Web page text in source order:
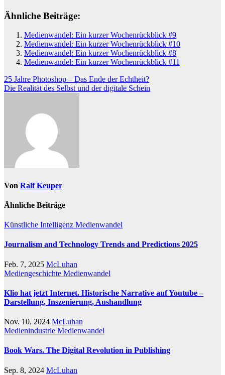
Ähnliche Beiträge:
Medienwandel: Ein kurzer Wochenrückblick #9
Medienwandel: Ein kurzer Wochenrückblick #10
Medienwandel: Ein kurzer Wochenrückblick #8
Medienwandel: Ein kurzer Wochenrückblick #11
Beitragsnavigation
25 Jahre Photoshop – Das Ende der Echtheit?
Die Realität des Selbst und der digitale Schein
Von Ralf Keuper
Ähnliche Beiträge
Künstliche Intelligenz Medienwandel
Journalism and Technology Trends and Predictions 2025
Feb. 7, 2025 McLuhan
Mediengeschichte Medienwandel
Klio hat jetzt Internet. Historische Narrative auf Youtube –
Darstellung, Inszenierung, Aushandlung
Nov. 10, 2024 McLuhan
Medienindustrie Medienwandel
Book Wars. The Digital Revolution in Publishing
Sep. 8, 2024 McLuhan